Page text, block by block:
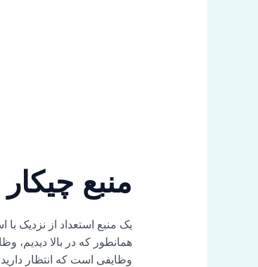
منبع
یک منبع استعداد از نزدیک
همانطور که در بالا دیدیم،
وظایفی است که انتظار